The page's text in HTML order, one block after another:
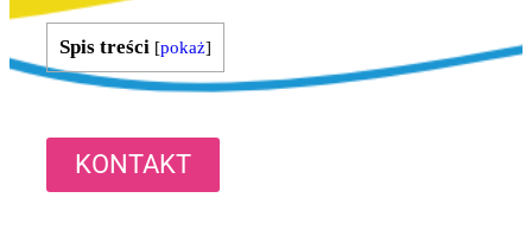
Spis treści [pokaż]
KONTAKT